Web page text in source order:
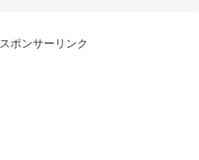
スポンサーリンク